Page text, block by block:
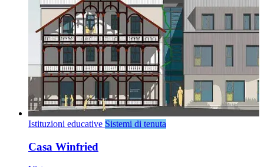
Istituzioni educative Sistemi di tenuta
Casa Winfried